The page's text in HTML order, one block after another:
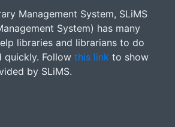
Management System, SLiMS
System) has many
libraries and librarians to do
quickly. Follow this link to show
by SLiMS.